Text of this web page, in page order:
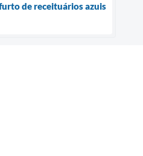
de receituários azuis